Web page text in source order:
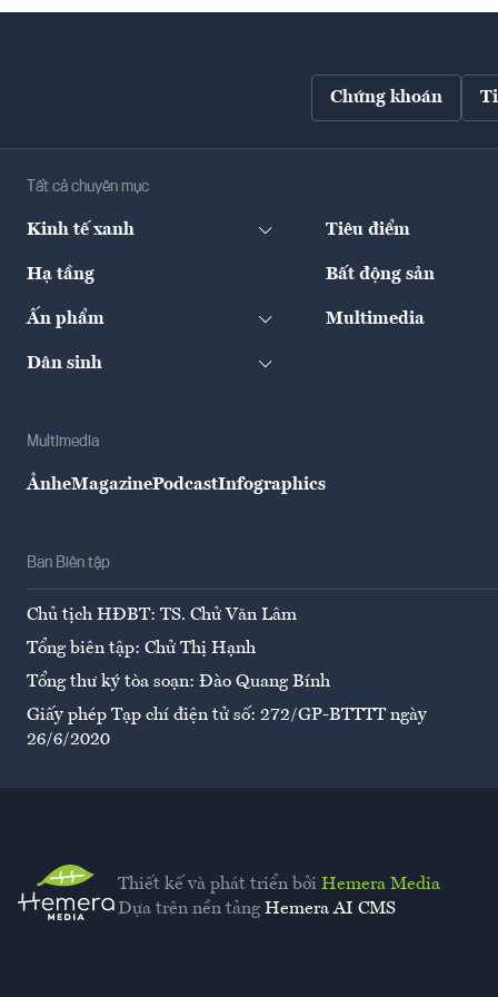
Chứng khoán
Tất cả chuyên mục
Kinh tế xanh Tiêu điểm
Hạ tầng Bất động sản
Ấn phẩm Multimedia
Dân sinh
Multimedia
ẢnheMagazinePodcastInfographics
Ban Biên tập
Chủ tịch HĐBT: TS. Chử Văn Lâm
Tổng biên tập: Chử Thị Hạnh
Tổng thư ký tòa soạn: Đào Quang Bính
Giấy phép Tạp chí điện tử số: 272/GP-BTTTT ngày
26/6/2020
Thiết kế và phát triển bởi Hemera Media
Dựa trên nền tảng Hemera AI CMS